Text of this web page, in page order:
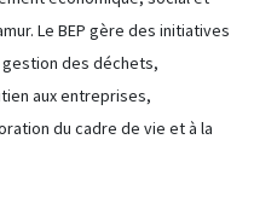
Le BEP gère des initiatives
des déchets,
aux entreprises,
du cadre de vie et à la